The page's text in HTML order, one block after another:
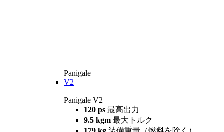
Panigale
V2
Panigale V2
120 ps 最高出力
9.5 kgm 最大トルク
179 kg 装備重量（燃料を除く）